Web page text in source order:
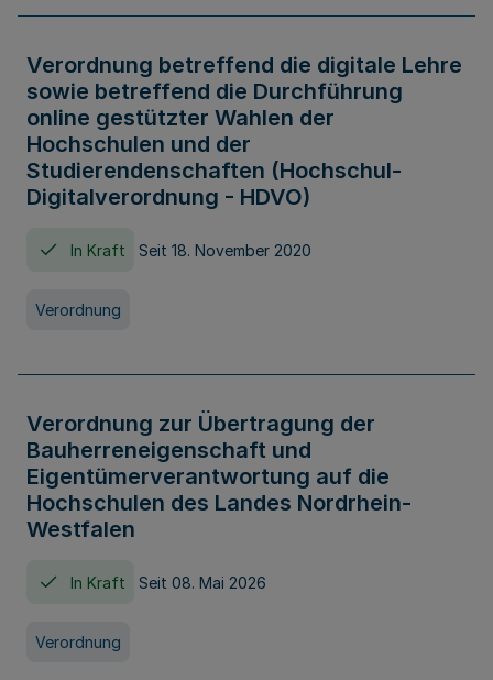
Verordnung betreffend die digitale Lehre
sowie betreffend die Durchführung
online gestützter Wahlen der
Hochschulen und der
Studierendenschaften (Hochschul-
Digitalverordnung - HDVO)
In Kraft Seit 18. November 2020
Verordnung
Verordnung zur Übertragung der
Bauherreneigenschaft und
Eigentümerverantwortung auf die
Hochschulen des Landes Nordrhein-
Westfalen
In Kraft Seit 08. Mai 2026
Verordnung